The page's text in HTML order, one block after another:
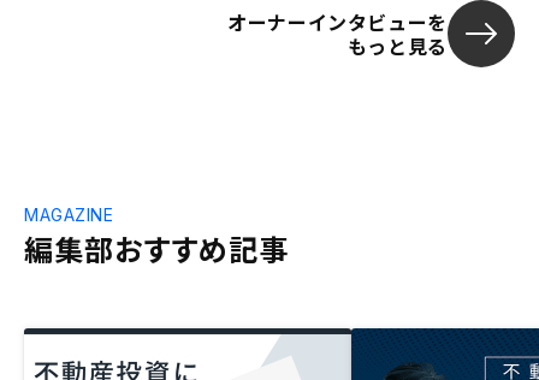
オーナーインタビューを
もっと見る
編集部おすすめ記事
MAGAZINE